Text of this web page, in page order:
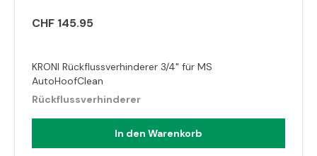
CHF 145.95
KRONI Rückflussverhinderer 3/4" für MS
AutoHoofClean
Rückflussverhinderer
In den Warenkorb